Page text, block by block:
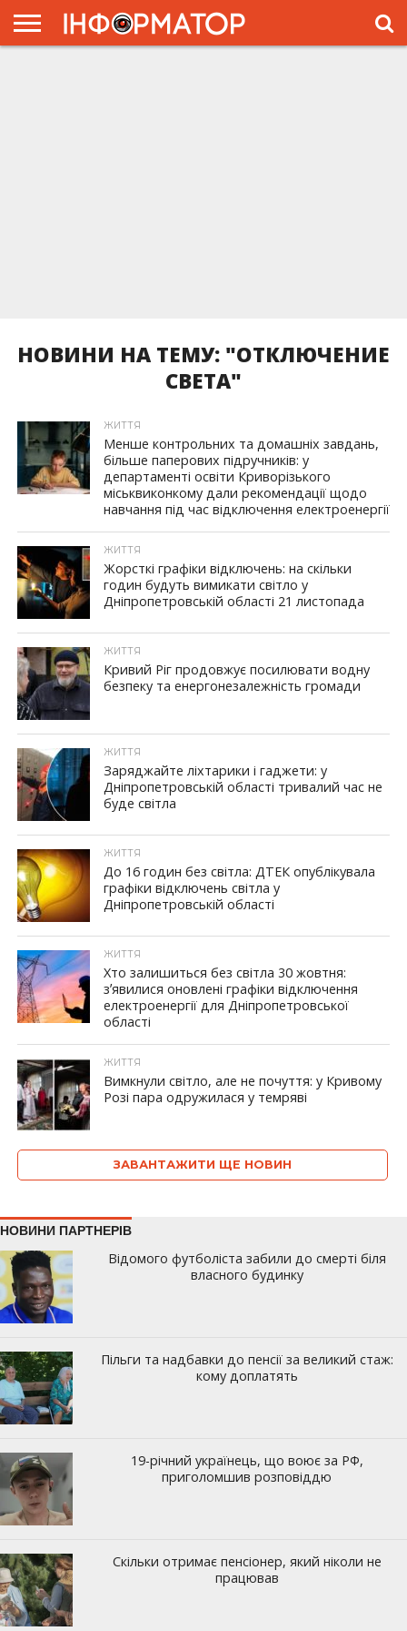
НОВИНИ НА ТЕМУ: "ОТКЛЮЧЕНИЕ
СВЕТА"
ЖИТТЯ
Менше контрольних та домашніх завдань,
більше паперових підручників: у
департаменті освіти Криворізького
міськвиконкому дали рекомендації щодо
навчання під час відключення електроенергії
ЖИТТЯ
Жорсткі графіки відключень: на скільки
годин будуть вимикати світло у
Дніпропетровській області 21 листопада
ЖИТТЯ
Кривий Ріг продовжує посилювати водну
безпеку та енергонезалежність громади
ЖИТТЯ
Заряджайте ліхтарики і гаджети: у
Дніпропетровській області тривалий час не
буде світла
ЖИТТЯ
До 16 годин без світла: ДТЕК опублікувала
графіки відключень світла у
Дніпропетровській області
ЖИТТЯ
Хто залишиться без світла 30 жовтня:
зʼявилися оновлені графіки відключення
електроенергії для Дніпропетровської
області
ЖИТТЯ
Вимкнули світло, але не почуття: у Кривому
Розі пара одружилася у темряві
ЗАВАНТАЖИТИ ЩЕ НОВИН